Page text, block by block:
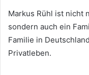
Markus Rühl ist nicht
sondern auch ein
Familie in
Privatleben.